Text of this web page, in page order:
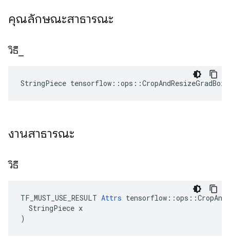
คุณลักษณะสาธารณะ
วิธี
StringPiece
งานสาธารณะ
วิธี
TF_MUST_USE_RESULT Attrs
  StringPiece x
)